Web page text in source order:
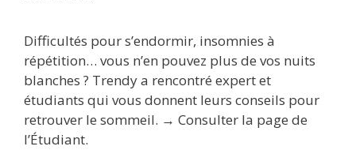
Difficultés pour s’endormir, insomnies à
répétition… vous n’en pouvez plus de vos nuits
blanches ? Trendy a rencontré expert et
étudiants qui vous donnent leurs conseils pour
retrouver le sommeil. → Consulter la page de
l’Étudiant.